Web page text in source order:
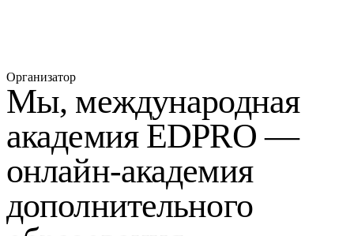
Организатор
Мы, международная
академия EDPRO —
онлайн-академия
дополнительного